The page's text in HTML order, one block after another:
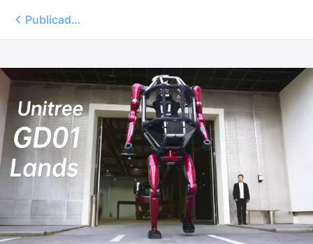
Publicados